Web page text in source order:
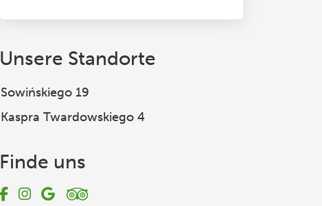
Unsere Standorte
Sowińskiego 19
Kaspra Twardowskiego 4
Finde uns